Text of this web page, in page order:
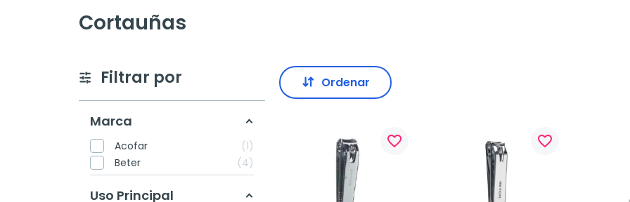
Cortauñas
Filtrar por
Marca
Acofar
1
Beter
4
Uso Principal
Ordenar
favorite_border favorite_border